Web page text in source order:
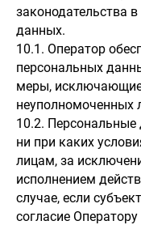
законодательства
данных.
10.1. Оператор
персональных
меры,
неуполномоченных
10.2. Персональные
ни при каких
лицам, за
исполнением
случае, если
согласие